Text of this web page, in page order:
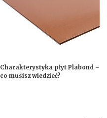
Charakterystyka płyt Plabond –
co musisz wiedzieć?